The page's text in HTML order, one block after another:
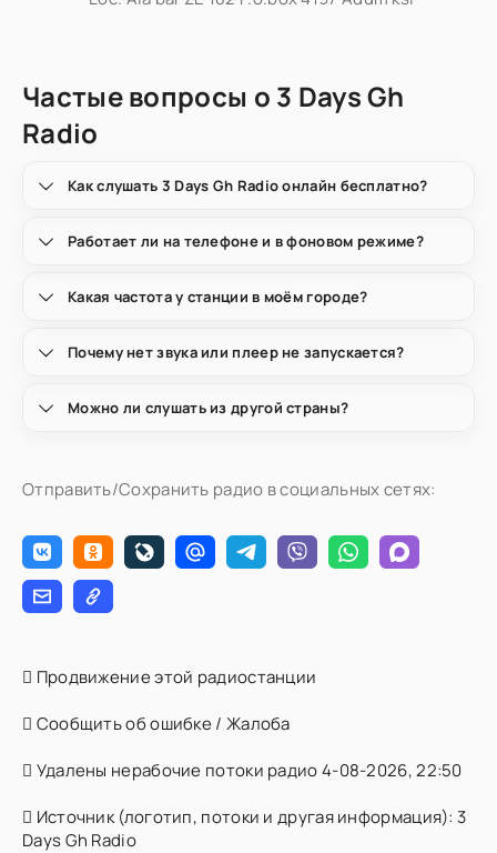
Частые вопросы о 3 Days Gh
Radio
Как слушать 3 Days Gh Radio онлайн бесплатно?
Работает ли на телефоне и в фоновом режиме?
Какая частота у станции в моём городе?
Почему нет звука или плеер не запускается?
Можно ли слушать из другой страны?
Отправить/Сохранить радио в социальных сетях:
Продвижение этой радиостанции
Сообщить об ошибке / Жалоба
Удалены нерабочие потоки радио 4-08-2026, 22:50
Источник (логотип, потоки и другая информация): 3
Days Gh Radio